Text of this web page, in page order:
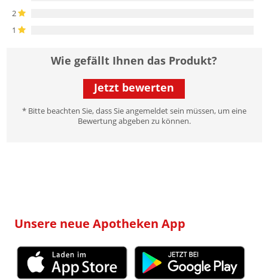
2
1
Wie gefällt Ihnen das Produkt?
Jetzt bewerten
* Bitte beachten Sie, dass Sie angemeldet sein müssen, um eine
Bewertung abgeben zu können.
Unsere neue Apotheken App